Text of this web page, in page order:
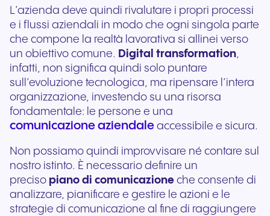
L’azienda deve quindi rivalutare i propri processi
e i flussi aziendali in modo che ogni singola parte
che compone la realtà lavorativa si allinei verso
un obiettivo comune. Digital transformation,
infatti, non significa quindi solo puntare
sull’evoluzione tecnologica, ma ripensare l’intera
organizzazione, investendo su una risorsa
fondamentale: le persone e una
comunicazione aziendale accessibile e sicura.
Non possiamo quindi improvvisare né contare sul
nostro istinto. È necessario definire un
preciso piano di comunicazione che consente di
analizzare, pianificare e gestire le azioni e le
strategie di comunicazione al fine di raggiungere